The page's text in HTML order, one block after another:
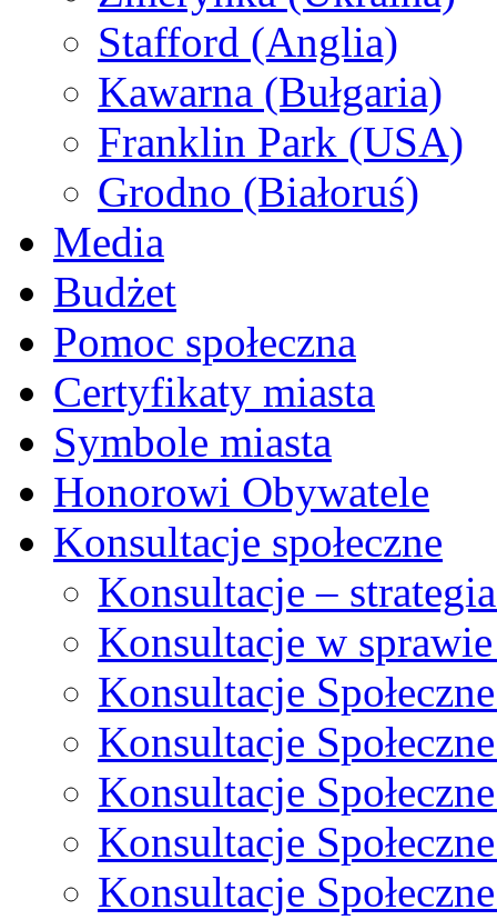
Stafford (Anglia)
Kawarna (Bułgaria)
Franklin Park (USA)
Grodno (Białoruś)
Media
Budżet
Pomoc społeczna
Certyfikaty miasta
Symbole miasta
Honorowi Obywatele
Konsultacje społeczne
Konsultacje –
Konsultacje w
Konsultacje
Konsultacje
Konsultacje
Konsultacje
Konsultacje